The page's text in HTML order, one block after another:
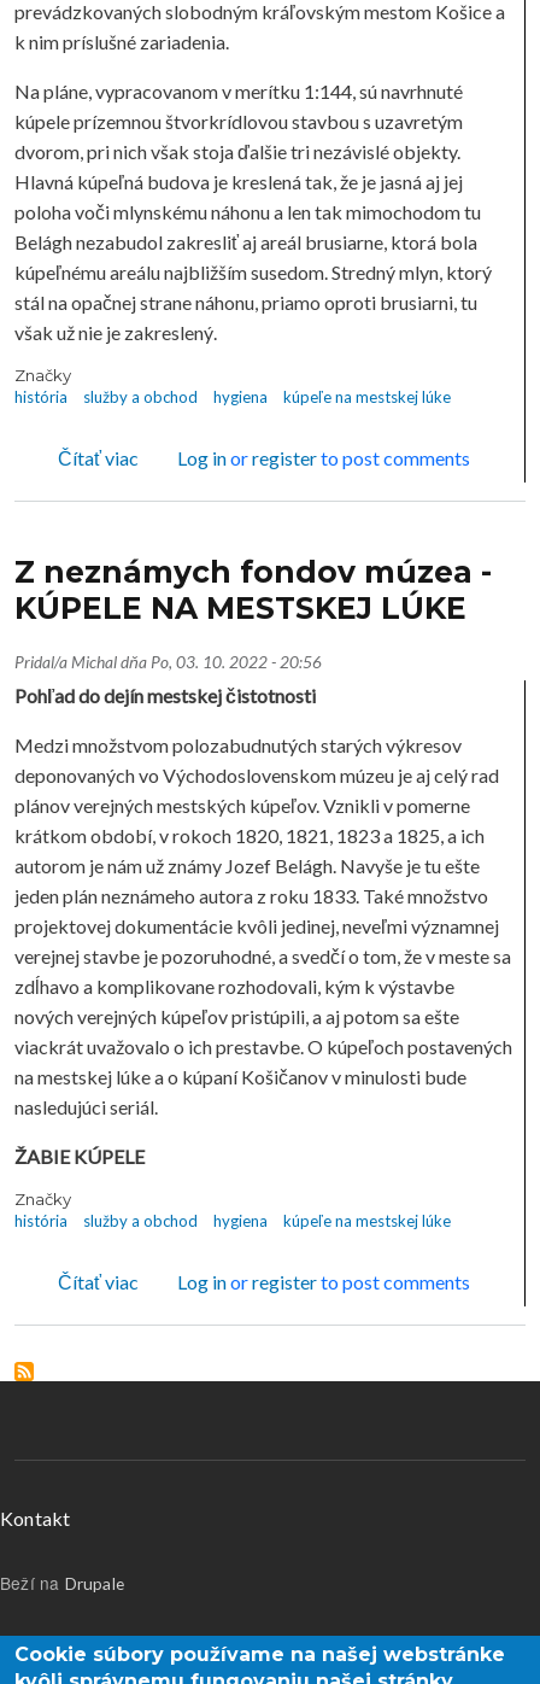
prevádzkovaných slobodným kráľovským mestom Košice a
k nim príslušné zariadenia.
Na pláne, vypracovanom v merítku 1:144, sú navrhnuté
kúpele prízemnou štvorkrídlovou stavbou s uzavretým
dvorom, pri nich však stoja ďalšie tri nezávislé objekty.
Hlavná kúpeľná budova je kreslená tak, že je jasná aj jej
poloha voči mlynskému náhonu a len tak mimochodom tu
Belágh nezabudol zakresliť aj areál brusiarne, ktorá bola
kúpeľnému areálu najbližším susedom. Stredný mlyn, ktorý
stál na opačnej strane náhonu, priamo oproti brusiarni, tu
však už nie je zakreslený.
Značky
história
služby a obchod hygiena kúpeľe na mestskej lúke
Čítať viaco Z neznámych fondov múzea - KÚPELE NA
Log inorregisterto post comments
Z neznámych fondov múzea -
KÚPELE NA MESTSKEJ LÚKE
Pridal/a Michaldňa Po, 03. 10. 2022 - 20:56
Pohľad do dejín mestskej čistotnosti
Medzi množstvom polozabudnutých starých výkresov
deponovaných vo Východoslovenskom múzeu je aj celý rad
plánov verejných mestských kúpeľov. Vznikli v pomerne
krátkom období, v rokoch 1820, 1821, 1823 a 1825, a ich
autorom je nám už známy Jozef Belágh. Navyše je tu ešte
jeden plán neznámeho autora z roku 1833. Také množstvo
projektovej dokumentácie kvôli jedinej, neveľmi významnej
verejnej stavbe je pozoruhodné, a svedčí o tom, že v meste sa
zdĺhavo a komplikovane rozhodovali, kým k výstavbe
nových verejných kúpeľov pristúpili, a aj potom sa ešte
viackrát uvažovalo o ich prestavbe. O kúpeľoch postavených
na mestskej lúke a o kúpaní Košičanov v minulosti bude
nasledujúci seriál.
ŽABIE KÚPELE
Značky
história
služby a obchod hygiena kúpeľe na mestskej lúke
Čítať viaco Z neznámych fondov múzea - KÚPELE NA
Log inorregisterto post comments
Menu v päte
Kontakt
Beží na Drupale
Používateľské menu
Prihlásenie
Cookie súbory používame na našej webstránke